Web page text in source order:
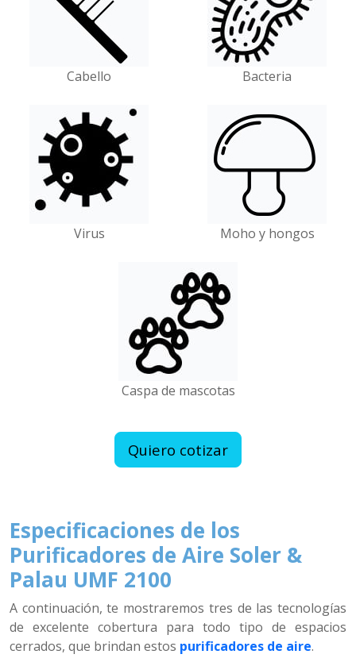
Cabello Bacteria
Virus Moho y hongos
Caspa de mascotas
Quiero cotizar
Especificaciones de los
Purificadores de Aire Soler &
Palau UMF 2100
A continuación, te mostraremos tres de las tecnologías
de excelente cobertura para todo tipo de espacios
cerrados, que brindan estos purificadores de aire.